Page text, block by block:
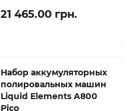
21 465.00 грн.
Набор аккумуляторных
полировальных машин
Liquid Elements A800
Pico